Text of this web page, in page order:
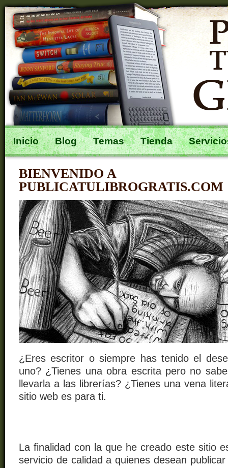
Inicio Blog Temas Tienda
BIENVENIDO A
PUBLICATULIBROGRATIS.COM
¿Eres escritor o siempre has tenido el
uno? ¿Tienes una obra escrita pero no
llevarla a las librerías? ¿Tienes una vena
sitio web es para ti.
La finalidad con la que he creado este sitio
servicio de calidad a quienes desean